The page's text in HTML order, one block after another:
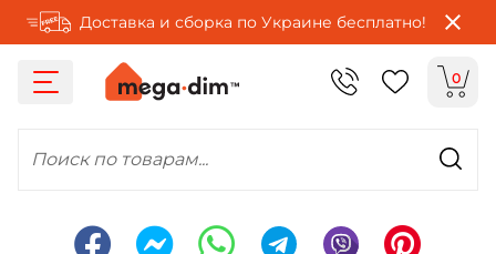
Доставка и сборка по Украине бесплатно!
0
Поиск по товарам...